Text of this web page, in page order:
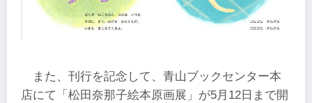
また、刊行を記念して、青山ブックセンター本
店にて「松田奈那子絵本原画展」が5月12日まで開